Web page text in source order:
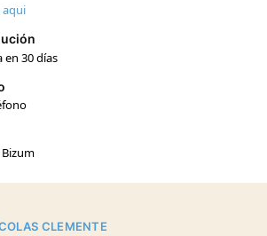
aqui
en 30 días
Bizum
CLEMENTE